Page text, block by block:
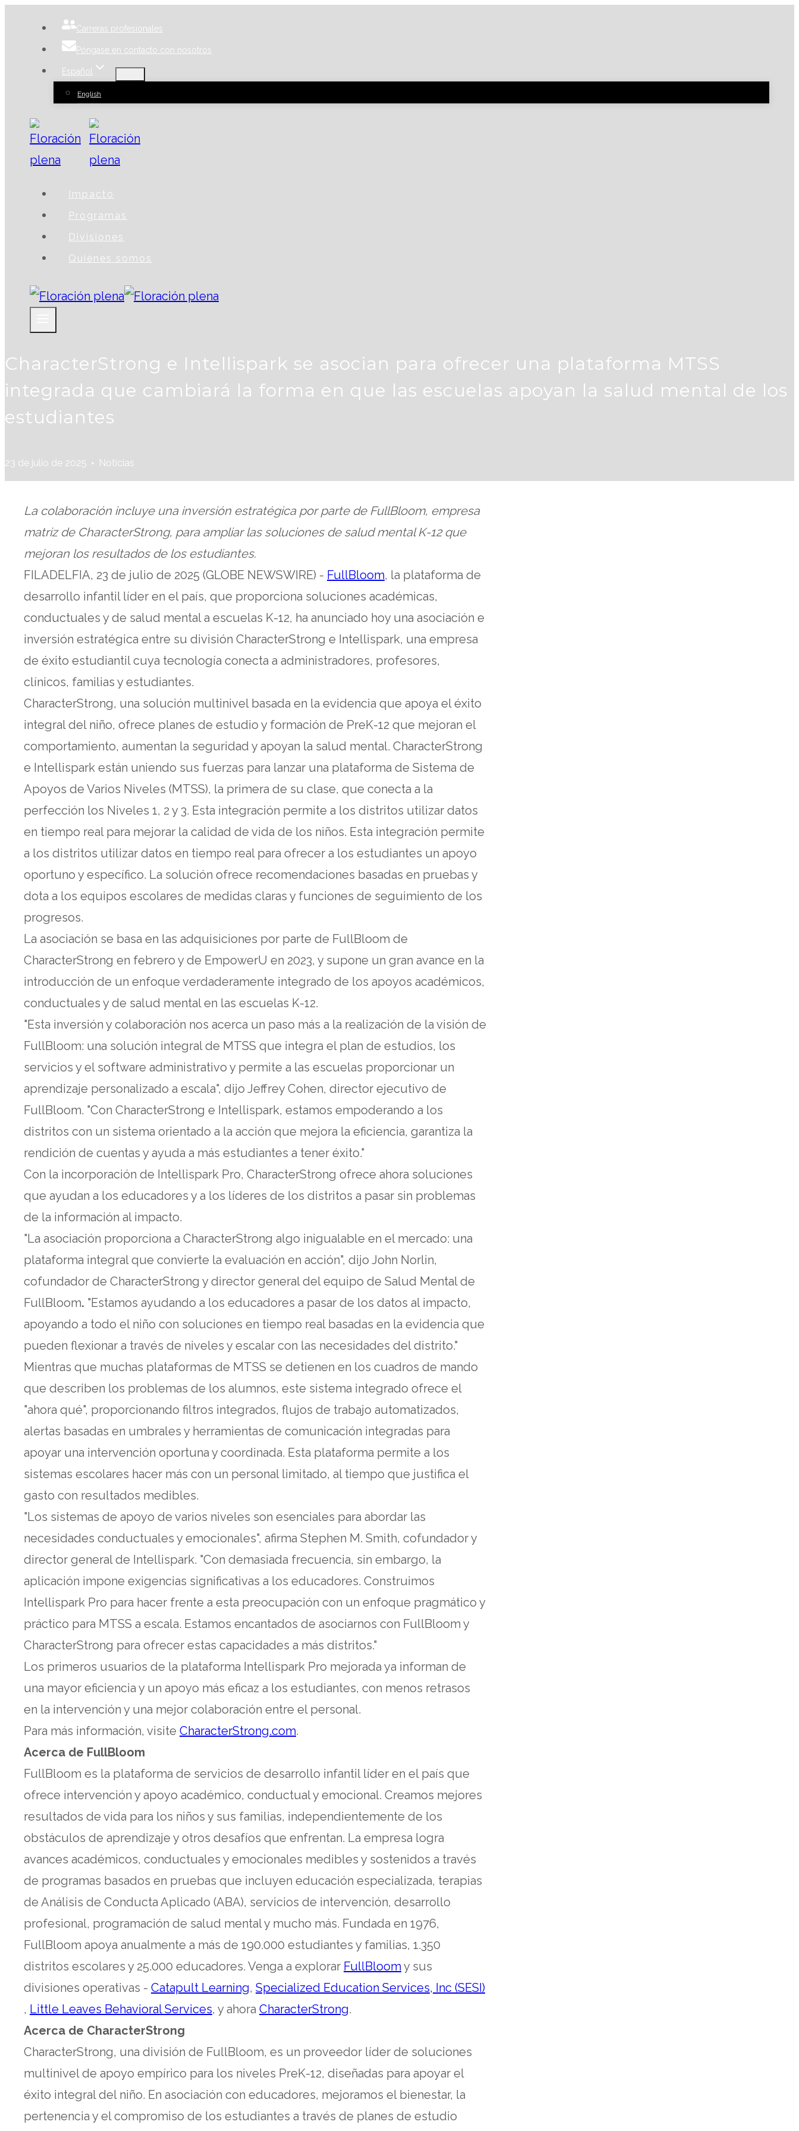
Carreras profesionales
Póngase en contacto con nosotros
Español
English
Impacto
Programas
Divisiones
Quiénes somos
CharacterStrong e Intellispark se asocian para ofrecer una plataforma MTSS
integrada que cambiará la forma en que las escuelas apoyan la salud mental de los
estudiantes
23 de julio de 2025 Noticias
La colaboración incluye una inversión estratégica por parte de FullBloom, empresa
matriz de CharacterStrong, para ampliar las soluciones de salud mental K-12 que
mejoran los resultados de los estudiantes.
FILADELFIA, 23 de julio de 2025 (GLOBE NEWSWIRE) - FullBloomopens
in
a
new
tab
, la plataforma de
desarrollo infantil líder en el país, que proporciona soluciones académicas,
conductuales y de salud mental a escuelas K-12, ha anunciado hoy una asociación e
inversión estratégica entre su división CharacterStrong e Intellispark, una empresa
de éxito estudiantil cuya tecnología conecta a administradores, profesores,
clínicos, familias y estudiantes.
CharacterStrong, una solución multinivel basada en la evidencia que apoya el éxito
integral del niño, ofrece planes de estudio y formación de PreK-12 que mejoran el
comportamiento, aumentan la seguridad y apoyan la salud mental. CharacterStrong
e Intellispark están uniendo sus fuerzas para lanzar una plataforma de Sistema de
Apoyos de Varios Niveles (MTSS), la primera de su clase, que conecta a la
perfección los Niveles 1, 2 y 3. Esta integración permite a los distritos utilizar datos
en tiempo real para mejorar la calidad de vida de los niños. Esta integración permite
a los distritos utilizar datos en tiempo real para ofrecer a los estudiantes un apoyo
oportuno y específico. La solución ofrece recomendaciones basadas en pruebas y
dota a los equipos escolares de medidas claras y funciones de seguimiento de los
progresos.
La asociación se basa en las adquisiciones por parte de FullBloom de
CharacterStrong en febrero y de EmpowerU en 2023, y supone un gran avance en la
introducción de un enfoque verdaderamente integrado de los apoyos académicos,
conductuales y de salud mental en las escuelas K-12.
"Esta inversión y colaboración nos acerca un paso más a la realización de la visión de
FullBloom: una solución integral de MTSS que integra el plan de estudios, los
servicios y el software administrativo y permite a las escuelas proporcionar un
aprendizaje personalizado a escala", dijo Jeffrey Cohen, director ejecutivo de
FullBloom. "Con CharacterStrong e Intellispark, estamos empoderando a los
distritos con un sistema orientado a la acción que mejora la eficiencia, garantiza la
rendición de cuentas y ayuda a más estudiantes a tener éxito."
Con la incorporación de Intellispark Pro, CharacterStrong ofrece ahora soluciones
que ayudan a los educadores y a los líderes de los distritos a pasar sin problemas
de la información al impacto.
"La asociación proporciona a CharacterStrong algo inigualable en el mercado: una
plataforma integral que convierte la evaluación en acción", dijo John Norlin,
cofundador de CharacterStrong y director general del equipo de Salud Mental de
FullBloom. "Estamos ayudando a los educadores a pasar de los datos al impacto,
apoyando a todo el niño con soluciones en tiempo real basadas en la evidencia que
pueden flexionar a través de niveles y escalar con las necesidades del distrito."
Mientras que muchas plataformas de MTSS se detienen en los cuadros de mando
que describen los problemas de los alumnos, este sistema integrado ofrece el
"ahora qué", proporcionando filtros integrados, flujos de trabajo automatizados,
alertas basadas en umbrales y herramientas de comunicación integradas para
apoyar una intervención oportuna y coordinada. Esta plataforma permite a los
sistemas escolares hacer más con un personal limitado, al tiempo que justifica el
gasto con resultados medibles.
"Los sistemas de apoyo de varios niveles son esenciales para abordar las
necesidades conductuales y emocionales", afirma Stephen M. Smith, cofundador y
director general de Intellispark. "Con demasiada frecuencia, sin embargo, la
aplicación impone exigencias significativas a los educadores. Construimos
Intellispark Pro para hacer frente a esta preocupación con un enfoque pragmático y
práctico para MTSS a escala. Estamos encantados de asociarnos con FullBloom y
CharacterStrong para ofrecer estas capacidades a más distritos."
Los primeros usuarios de la plataforma Intellispark Pro mejorada ya informan de
una mayor eficiencia y un apoyo más eficaz a los estudiantes, con menos retrasos
en la intervención y una mejor colaboración entre el personal.
Para más información, visite CharacterStrong.comopens
a
new
tab
.
Acerca de FullBloom
FullBloom es la plataforma de servicios de desarrollo infantil líder en el país que
ofrece intervención y apoyo académico, conductual y emocional. Creamos mejores
resultados de vida para los niños y sus familias, independientemente de los
obstáculos de aprendizaje y otros desafíos que enfrentan. La empresa logra
avances académicos, conductuales y emocionales medibles y sostenidos a través
de programas basados en pruebas que incluyen educación especializada, terapias
de Análisis de Conducta Aplicado (ABA), servicios de intervención, desarrollo
profesional, programación de salud mental y mucho más. Fundada en 1976,
FullBloom apoya anualmente a más de 190.000 estudiantes y familias, 1.350
distritos escolares y 25.000 educadores. Venga a explorar FullBloomopens
in
tab
y sus
divisiones operativas - Catapult Learning opens
in
new
tab
, Specialized Education Services, Inc (SESI)
opens
in
a
new
tab
, Little Leaves Behavioral Services opens
a
new
tab
, y ahora CharacterStrong
a
new
tab
.
Acerca de CharacterStrong
CharacterStrong, una división de FullBloom, es un proveedor líder de soluciones
multinivel de apoyo empírico para los niveles PreK-12, diseñadas para apoyar el
éxito integral del niño. En asociación con educadores, mejoramos el bienestar, la
pertenencia y el compromiso de los estudiantes a través de planes de estudio